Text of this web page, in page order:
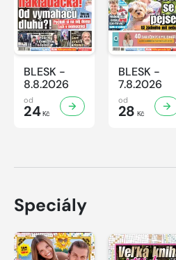
BLESK -
8.8.2026
od
24Kč
BLESK -
7.8.2026
od
28 Kč
Speciály